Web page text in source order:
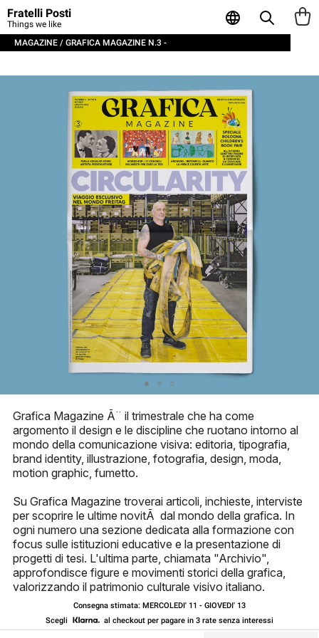
Fratelli Posti
Things we like
MAGAZINE / GRAFICA MAGAZINE N.3 -
Consegna stimata: MERCOLEDI' 11 - GIOVEDI' 13
Scegli
al checkout per pagare in 3 rate senza interessi
Grafica Magazine Ã¨ il trimestrale che ha come
argomento il design e le discipline che ruotano intorno al
mondo della comunicazione visiva: editoria, tipografia,
brand identity, illustrazione, fotografia, design, moda,
motion graphic, fumetto.
Su Grafica Magazine troverai articoli, inchieste, interviste
per scoprire le ultime novitÃ dal mondo della grafica. In
ogni numero una sezione dedicata alla formazione con
focus sulle istituzioni educative e la presentazione di
progetti di tesi. L'ultima parte, chiamata "Archivio",
approfondisce figure e movimenti storici della grafica,
valorizzando il patrimonio culturale visivo italiano.